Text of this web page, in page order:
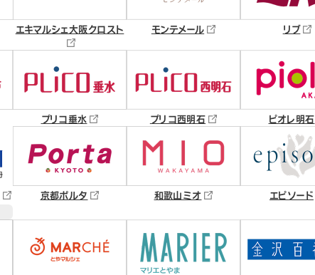
エキマルシェ大阪クロスト モンテメール リブ
プリコ垂水 プリコ西明石 ピオレ明石
京都ポルタ 和歌山ミオ エピソード